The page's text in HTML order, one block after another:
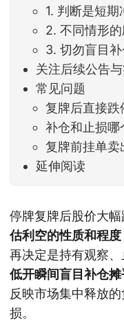
1. 判断是短
2. 不同情形
3. 切勿盲目补
关注后续公告
常见问题
复牌后直接跌
补仓和止损哪
复牌前挂单卖
延伸阅读
停牌复牌后股价大
估利空的性质和程度
再决定是持有观察、
低开瞬间盲目补仓摊
反映市场集中释放
损。